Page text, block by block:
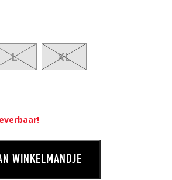
L XL
AAN WINKELMANDJE